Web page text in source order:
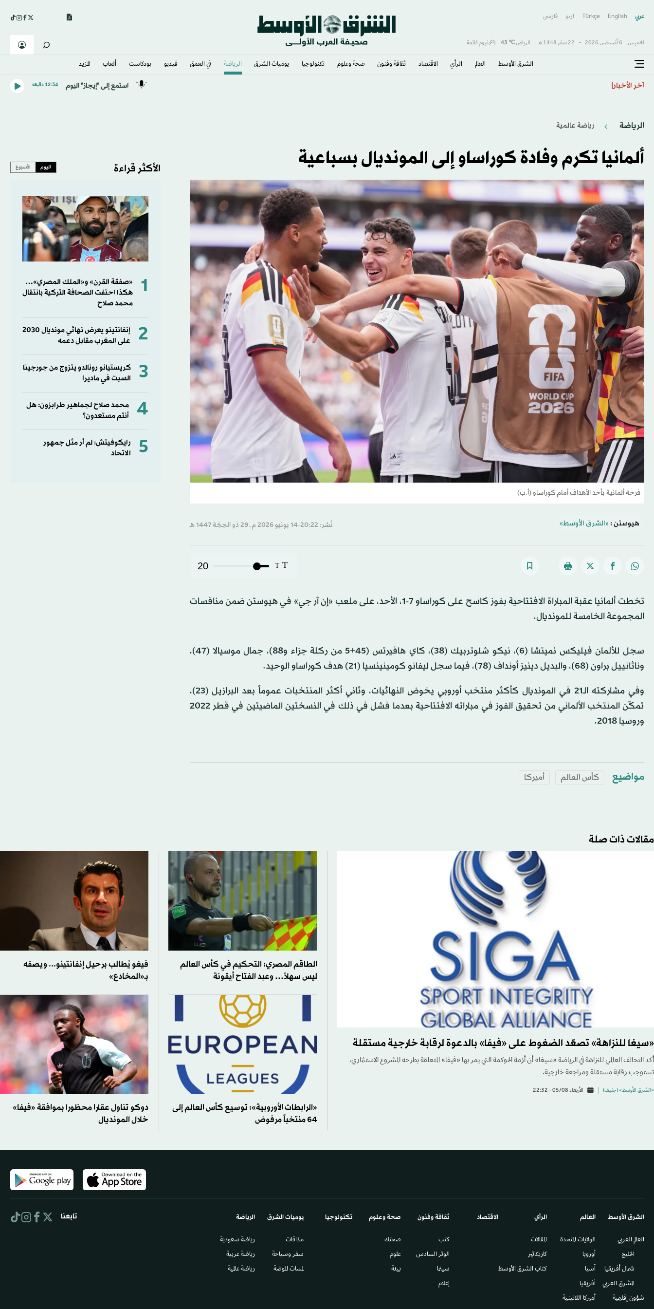
عربي English
Türkçe اردو فارسى
الخميس, 6 أغسطس 2026 - 22 صفَر 1448 هـ الرياض℃
43 غيوم قاتمة
الشرق الأوسط​ العالم الرأي الاقتصاد ثقافة وفنون صحة وعلوم تكنولوجيا يوميات الشرق​ الرياضة في العمق فيديو بودكاست ألعاب المزيد
آخر الأخبار استمع إلى "إيجاز" اليوم 12:34 دقيقه
الرياضة رياضة عالمية
ألمانيا تكرم وفادة كوراساو إلى المونديال بسباعية
فرحة ألمانية بأحد الأهداف أمام كوراساو (أ.ب)
هيوستن : «الشرق الأوسط» نُشر: 20:22-14 يونيو 2026 م ـ 29 ذو الحِجّة 1447 هـ
T
T
20
تخطت ألمانيا عقبة المباراة الافتتاحية بفوز كاسح على كوراساو 7-1، الأحد، على ملعب «إن آر جي» في هيوستن ضمن منافسات
المجموعة الخامسة للمونديال.
سجل للألمان فيليكس نميتشا (6)، نيكو شلوتربيك (38)، كاي هافيرتس (45+5 من ركلة جزاء و88)، جمال موسيالا (47)،
وناثانييل براون (68)، والبديل دينيز أونداف (78)، فيما سجل ليفانو كومينينسيا (21) هدف كوراساو الوحيد.
وفي مشاركته الـ21 في المونديال كأكثر منتخب أوروبي يخوض النهائيات، وثاني أكثر المنتخبات عموماً بعد البرازيل (23)،
تمكّن المنتخب الألماني من تحقيق الفوز في مباراته الافتتاحية بعدما فشل في ذلك في النسختين الماضيتين في قطر 2022
وروسيا 2018.
مواضيع كأس العالم أميركا
الأكثر قراءة اليوم الأسبوع
1
«صفقة القرن» و«الملك المصري»…
هكذا احتفت الصحافة التركية بانتقال
محمد صلاح
2
إنفانتينو يعرض نهائي مونديال 2030
على المغرب مقابل دعمه
3
كريستيانو رونالدو يتزوج من جورجينا
السبت في ماديرا
4
محمد صلاح لجماهير طرابزون: هل
أنتم مستعدون؟
5
رايكوفيتش: لم أر مثل جمهور
الاتحاد
مقالات ذات صلة
«سيغا للنزاهة» تصعّد الضغوط على «فيفا» بالدعوة لرقابة خارجية مستقلة
أكد التحالف العالمي للنزاهة في الرياضة «سيغا» أن أزمة الحوكمة التي يمر بها «فيفا» المتعلقة بطرحه المشروع الاستثماري،
تستوجب رقابة مستقلة ومراجعة خارجية.
«الشرق الأوسط» (جنيف) الأربعاء 05/08 - 22:32
الطاقم المصري: التحكيم في كأس العالم
ليس سهلاً… وعبد الفتاح أيقونة
فيغو يُطالب برحيل إنفانتينو... ويصفه
بـ«المخادع»
«الرابطات الأوروبية»: توسيع كأس العالم إلى
64 منتخباً مرفوض
دوكو تناول عقارا محظورا بموافقة «فيفا»
خلال المونديال
الشرق الأوسط​
العالم العربي
الخليج
شمال أفريقيا
المشرق العربي
شؤون إقليمية
العالم
الولايات المتحدة
أوروبا
آسيا
أفريقيا
أميركا اللاتينية
الرأي
المقالات
كاريكاتير
كتاب الشرق الأوسط
الاقتصاد ثقافة وفنون
كتب
الوتر السادس​
سينما
إعلام
صحة وعلوم
صحتك
علوم
بيئة
تكنولوجيا يوميات الشرق​
مذاقات
سفر وسياحة
لمسات الموضة
الرياضة
رياضة سعودية
رياضة عربية
رياضة عالمية
تابعنا